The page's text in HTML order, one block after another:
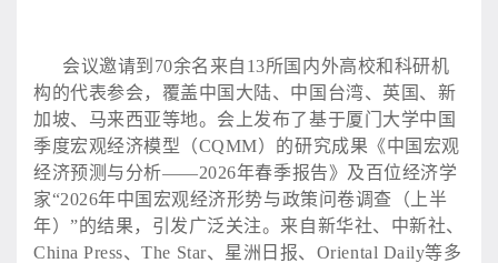
会议邀请到 70余名来自13所国内外高校和科研机
构的代表参会，覆盖中国大陆、中国台湾、英国、新
加坡、马来西亚等地。会上发布了基于厦门大学中国
季度宏观经济模型（CQMM）的研究成果《中国宏观
经济预测与分析——2026年春季报告》及百位经济学
家“2026年中国宏观经济形势与政策问卷调查（上半
年）”的结果，引发广泛关注。来自新华社、中新社、
China Press、The Star、星洲日报、Oriental Daily等多